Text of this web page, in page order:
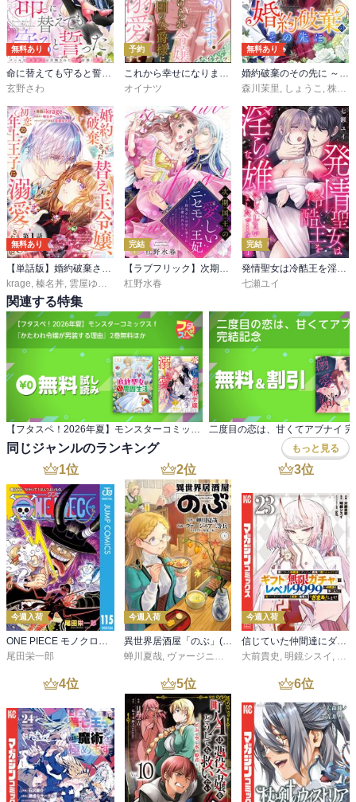
無料あり
命に替えても守ると誓った～クールな護衛騎士は召喚された聖女を熱く溺愛する～【コイパレ】
玄野さわ
予約
これから幸せになります！ 虐げられ令嬢ですが敵対国の公爵様に何故か溺愛されてます（分冊版）
オイナツ
無料あり
婚約破棄のその先に ～捨てられ令嬢、王子様に溺愛（演技）される～【タテスク】
森川茉里 , しょうこ , 株式会社サーチフィールド
無料あり
krage 榛名丼 雲屋ゆきお 瑛来イチ
完結
杠野水春
完結
七瀬ユイ
関連する特集
二度目の恋は、甘くてアブナイ
同じジャンルのランキング もっと見る
1位
今週入荷
ONE PIECE モノクロ版 115
尾田栄一郎
2位
今週入荷
異世界居酒屋「のぶ」(22)
蝉川夏哉, ヴァージニア二等兵 ,転
3位
今週入荷
信じていた仲間達にダンジョン奥地で殺されかけたがギフト『無限ガチャ』でレベル９９９９の仲間達を手に入れて元パーティーメンバーと世界に復讐＆『ざまぁ！』します！（２３）
大前貴史 , 明鏡シスイ , ｔ
4位 5位 6位